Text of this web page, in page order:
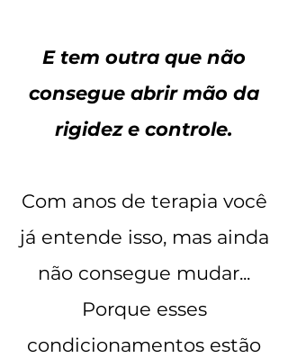
E tem outra que não
consegue abrir mão da
rigidez e controle.
Com anos de terapia você
já entende isso, mas ainda
não consegue mudar...
Porque esses
condicionamentos estão